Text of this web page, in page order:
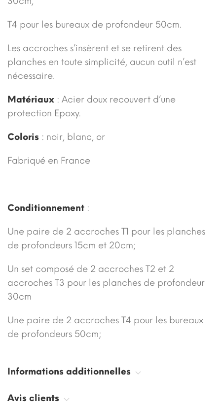
T4 pour les bureaux de profondeur 50cm.
Les accroches s’insèrent et se retirent des
planches en toute simplicité, aucun outil n’est
nécessaire.
Matériaux : Acier doux recouvert d’une
protection Epoxy.
Coloris : noir, blanc, or
Fabriqué en France
Conditionnement :
Une paire de 2 accroches T1 pour les planches
de profondeurs 15cm et 20cm;
Un set composé de 2 accroches T2 et 2
accroches T3 pour les planches de profondeur
30cm
Une paire de 2 accroches T4 pour les bureaux
de profondeurs 50cm;
Informations additionnelles
Avis clients